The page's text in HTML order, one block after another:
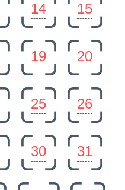
14 15
19 20
25 26
30 31